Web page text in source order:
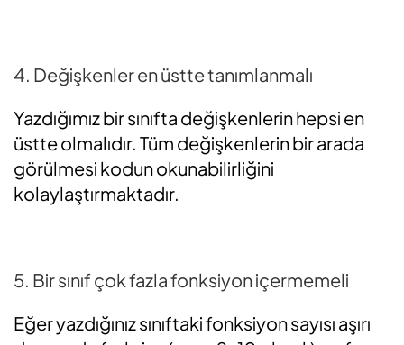
4. Değişkenler en üstte tanımlanmalı
Yazdığımız bir sınıfta değişkenlerin hepsi en
üstte olmalıdır. Tüm değişkenlerin bir arada
görülmesi kodun okunabilirliğini
kolaylaştırmaktadır.
5. Bir sınıf çok fazla fonksiyon içermemeli
Eğer yazdığınız sınıftaki fonksiyon sayısı aşırı